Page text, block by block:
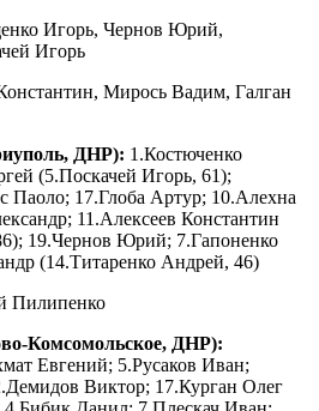
Игорь, Чернов Юрий,
Игорь
Мирось Вадим, Галган
ДНР): 1.Костюченко
(5.Поскачей Игорь, 61);
Паоло; 17.Глоба Артур; 10.Алехна
11.Алексеев Константин
19.Чернов Юрий; 7.Гапоненко
(14.Титаренко Андрей, 46)
Пилипенко
Комсомольское, ДНР):
Евгений; 5.Русаков Иван;
Виктор; 17.Курган Олег